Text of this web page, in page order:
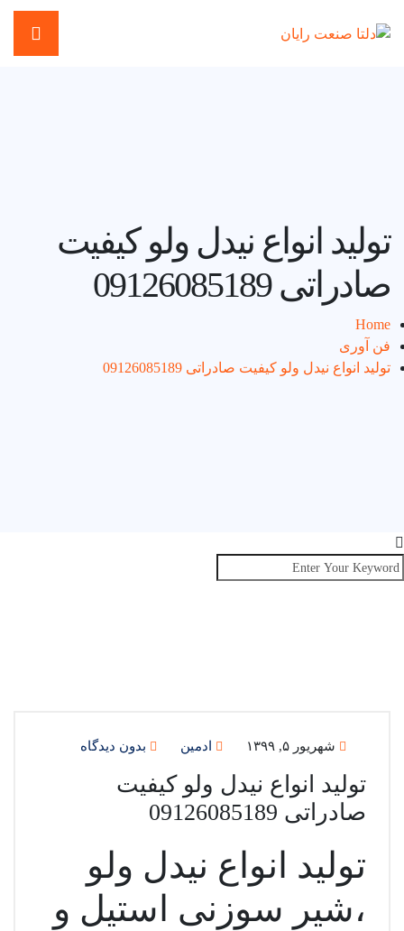
تولید انواع نیدل ولو کیفیت
صادراتی 09126085189
Home
فن آوری
تولید انواع نیدل ولو کیفیت صادراتی 09126085189
شهریور ۵, ۱۳۹۹ ادمین بدون دیدگاه
تولید انواع نیدل ولو کیفیت
صادراتی 09126085189
تولید انواع نیدل ولو
،شیر سوزنی استیل و